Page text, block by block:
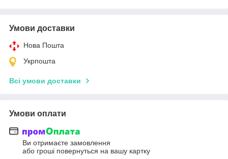
Умови доставки
Нова Пошта
Укрпошта
Всі умови доставки
Умови оплати
Ви отримаєте замовлення
або гроші повернуться на вашу картку